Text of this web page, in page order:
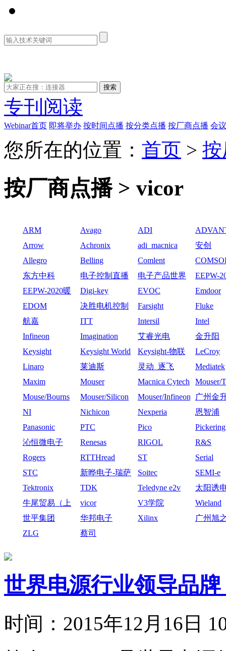
专刊阅读
Webinar首页 即将举办 按时间点播 按分类点播 按厂商点播 会
您所在的位置： 首页 >
按厂商点播 > vicor
ARM Avago ADI
Arrow
Achronix adi_macnica
安创
Allegro
Belling Comlent
东方中科
电子控制直播 电子产品世界
EEPW-
心周-11
EEPW-2020暖
心周-12月2日
Digi-key EVOC
Emdoor
EDOM
决胜电机控制
_2021
Farsight
Fluke
航嘉
ITT Intersil
Intel
Infineon
Imagination 艾睿光电
金升阳
Keysight
Keysight World
Keysight-物联
网沙龙
LeCroy
Linaro
莱迪斯 灵动_逐飞
Mediatek
Maxim
Mouser Macnica Cytech
Mouser/
Mouse/Bourns
Mouser/Silicon
Labs
Mouser/Infineon
广州金
技有限
NI Nichicon Nexperia
恩智浦
Panasonic
PTC Pico
Pickering
沁恒微电子
Renesas RIGOL
R&S
Rogers
RTTHread ST
Serial
STC
新晔电子-瑞萨
电子
Soitec
SEMI-e
Tektronix
TDK Teledyne e2v
太阳诱
牛尾贸易（上
海）有限公司
vicor V3学院
Wieland
世平集团
华邦电子 Xilinx
广州旭
ZLG 蔡司
世界电源行业领导品
时间： 2015年12月16